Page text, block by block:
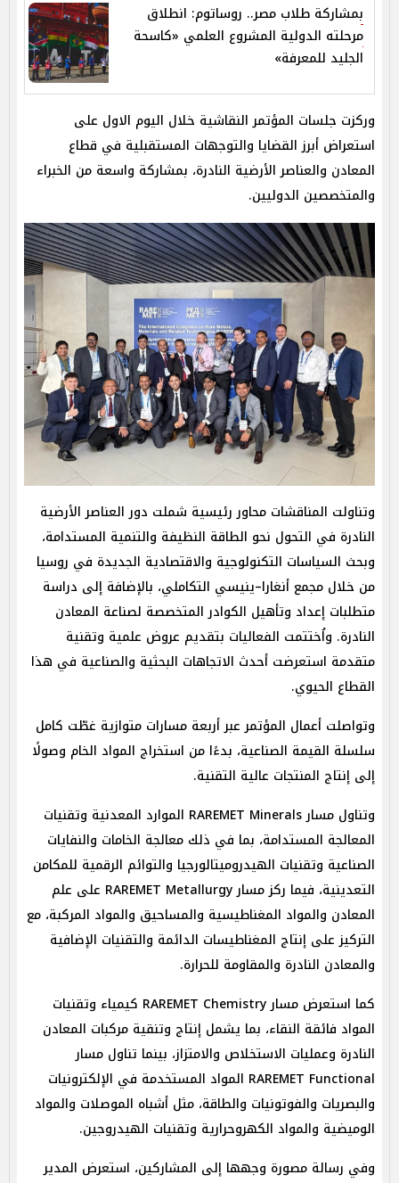
بمشاركة طلاب مصر.. روساتوم: انطلاق
مرحلته الدولية المشروع العلمي «كاسحة
الجليد للمعرفة»
وركزت جلسات المؤتمر النقاشية خلال اليوم الاول على
استعراض أبرز القضايا والتوجهات المستقبلية في قطاع
المعادن والعناصر الأرضية النادرة، بمشاركة واسعة من الخبراء
والمتخصصين الدوليين.
وتناولت المناقشات محاور رئيسية شملت دور العناصر الأرضية
النادرة في التحول نحو الطاقة النظيفة والتنمية المستدامة،
وبحث السياسات التكنولوجية والاقتصادية الجديدة في روسيا
من خلال مجمع أنغارا–ينيسي التكاملي، بالإضافة إلى دراسة
متطلبات إعداد وتأهيل الكوادر المتخصصة لصناعة المعادن
النادرة. واُختتمت الفعاليات بتقديم عروض علمية وتقنية
متقدمة استعرضت أحدث الاتجاهات البحثية والصناعية في هذا
القطاع الحيوي.
وتواصلت أعمال المؤتمر عبر أربعة مسارات متوازية غطّت كامل
سلسلة القيمة الصناعية، بدءًا من استخراج المواد الخام وصولًا
إلى إنتاج المنتجات عالية التقنية.
وتناول مسار RAREMET Minerals الموارد المعدنية وتقنيات
المعالجة المستدامة، بما في ذلك معالجة الخامات والنفايات
الصناعية وتقنيات الهيدروميتالورجيا والتوائم الرقمية للمكامن
التعدينية، فيما ركز مسار RAREMET Metallurgy على علم
المعادن والمواد المغناطيسية والمساحيق والمواد المركبة، مع
التركيز على إنتاج المغناطيسات الدائمة والتقنيات الإضافية
والمعادن النادرة والمقاومة للحرارة.
كما استعرض مسار RAREMET Chemistry كيمياء وتقنيات
المواد فائقة النقاء، بما يشمل إنتاج وتنقية مركبات المعادن
النادرة وعمليات الاستخلاص والامتزاز، بينما تناول مسار
RAREMET Functional المواد المستخدمة في الإلكترونيات
والبصريات والفوتونيات والطاقة، مثل أشباه الموصلات والمواد
الوميضية والمواد الكهروحرارية وتقنيات الهيدروجين.
وفي رسالة مصورة وجهها إلى المشاركين، استعرض المدير